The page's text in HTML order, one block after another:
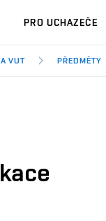
PRO UCHAZEČE
VUT PŘEDMĚTY